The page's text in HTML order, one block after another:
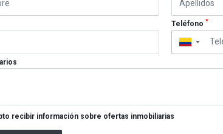
Teléfono *
▼
recibir información sobre ofertas inmobiliarias